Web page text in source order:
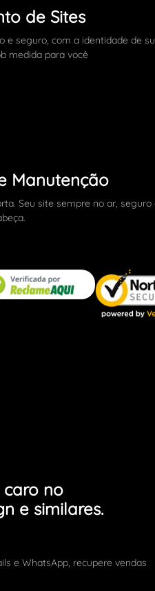
de Sites
e seguro, com a identidade de
medida para você
Manutenção
Seu site sempre no ar, seguro
no
e similares.
e WhatsApp, recupere vendas